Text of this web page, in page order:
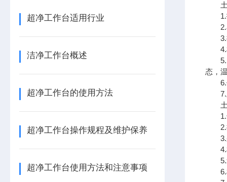
超净工作台适用行业
洁净工作台概述
超净工作台的使用方法
超净工作台操作规程及维护保养
超净工作台使用方法和注意事项
土
1.打
2.在
3.接
4.机
5.干
态，
6.使
7.土
土
1.干
2.操
3.采
4.样
5.箱
6.样